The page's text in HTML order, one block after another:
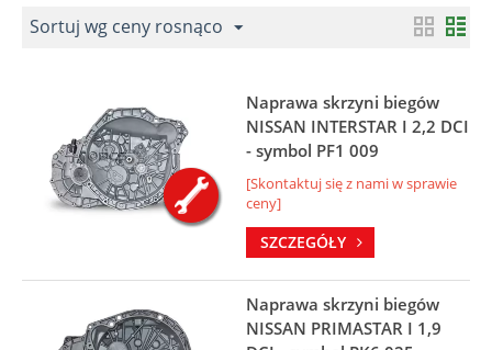
Sortuj wg ceny rosnąco
Naprawa skrzyni biegów
NISSAN INTERSTAR I 2,2 DCI
- symbol PF1 009
[Skontaktuj się z nami w sprawie
ceny]
SZCZEGÓŁY
Naprawa skrzyni biegów
NISSAN PRIMASTAR I 1,9